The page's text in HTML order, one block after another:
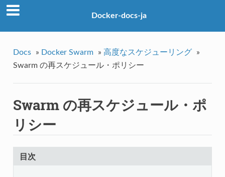
Docker-docs-ja
Docs » Docker Swarm » 高度なスケジューリング
»
Swarm の再スケジュール・ポリシー
Swarm の再スケジュール・ポ
リシー
目次